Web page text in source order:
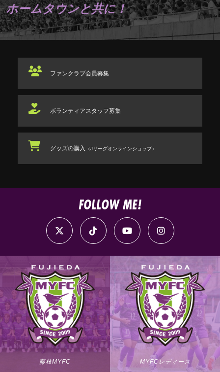
ホームタウンと共に！
ファンクラブ会員募集
ボランティアスタッフ募集
グッズの購入 （Jリーグオンラインショップ）
FOLLOW ME!
藤枝MYFC MYFCレディース